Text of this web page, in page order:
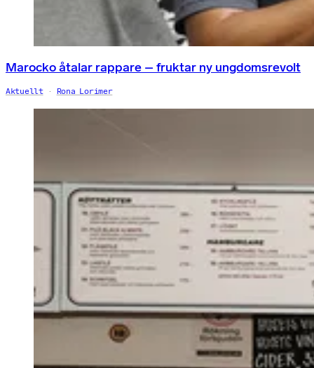
Marocko åtalar rappare – fruktar ny ungdomsrevolt
Aktuellt Rona Lorimer